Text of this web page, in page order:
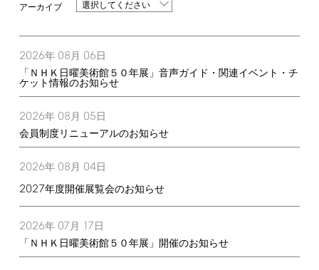
選択してください
2026年 08月 06 日
「ＮＨＫ日曜美術館５０年展」音声ガイド・関連イベント・チ
ケット情報のお知らせ
2026年 08月 05 日
会員制度リニューアルのお知らせ
2026年 08月 04日
2027年度開催展覧会のお知らせ
2026年 07月 17 日
「ＮＨＫ日曜美術館５０年展」開催のお知らせ